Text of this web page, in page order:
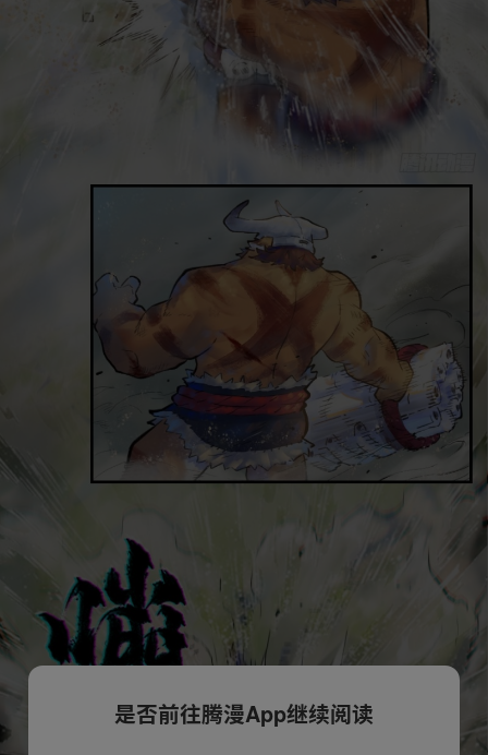
是否前往腾漫App继续阅读